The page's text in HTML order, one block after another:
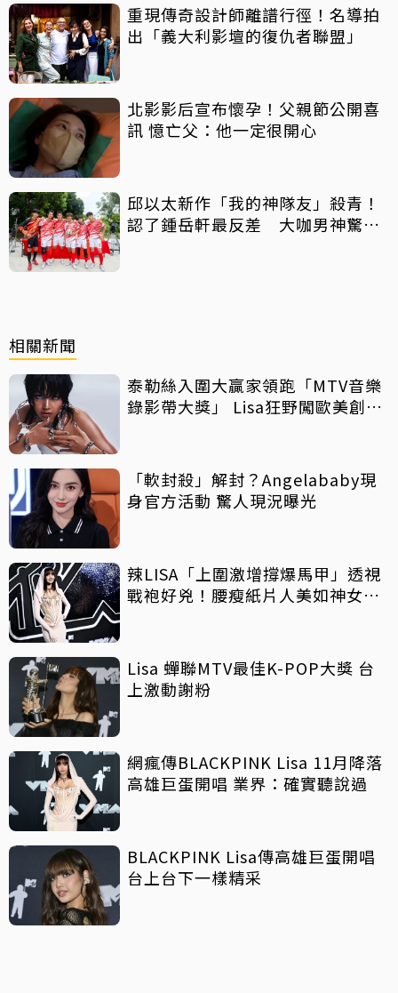
重現傳奇設計師離譜行徑！名導拍
出「義大利影壇的復仇者聯盟」
北影影后宣布懷孕！父親節公開喜
訊 憶亡父：他一定很開心
邱以太新作「我的神隊友」殺青！
認了鍾岳軒最反差 大咖男神驚喜
相關新聞
泰勒絲入圍大贏家領跑「MTV音樂
錄影帶大獎」 Lisa狂野闖歐美創佳
「軟封殺」解封？Angelababy現
身官方活動 驚人現況曝光
辣LISA「上圍激增撐爆馬甲」透視
戰袍好兇！腰瘦紙片人美如神女下
Lisa 蟬聯MTV最佳K-POP大獎 台
上激動謝粉
網瘋傳BLACKPINK Lisa 11月降落
高雄巨蛋開唱 業界：確實聽說過
BLACKPINK Lisa傳高雄巨蛋開唱
台上台下一樣精采